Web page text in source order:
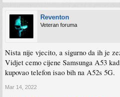
Reventon
Veteran foruma
Nista nije vjecito, a sigurno da ih je
Vidjet cemo cijene Samsunga A53
kupovao telefon isao bih na A52s 5G.
Mar 14, 2022